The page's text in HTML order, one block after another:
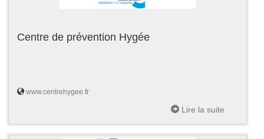
Centre de prévention Hygée
www.centrehygee.fr
Lire la suite